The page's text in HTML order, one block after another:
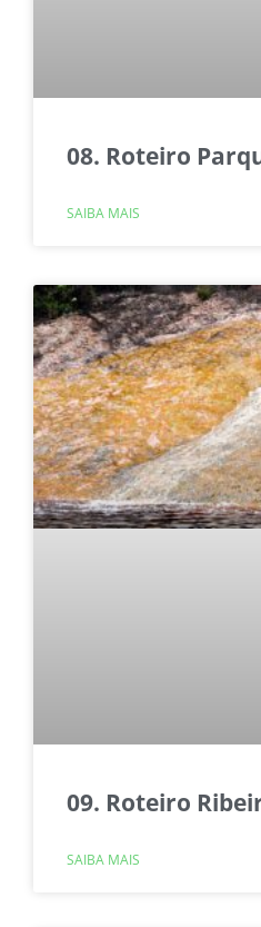
08. Roteiro
SAIBA MAIS
09. Roteiro
SAIBA MAIS